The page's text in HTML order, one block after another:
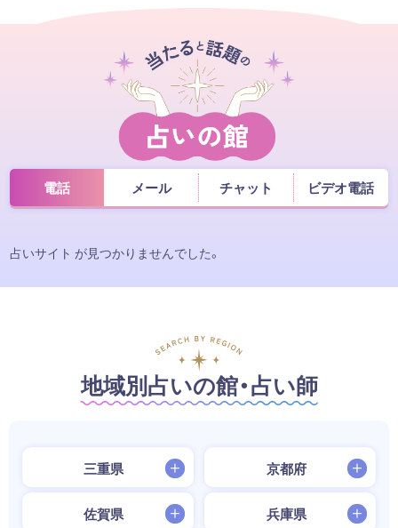
電話 メール チャット ビデオ電話
占いサイト が見つかりませんでした。
地域別占いの館・占い師
三重県 京都府
佐賀県 兵庫県